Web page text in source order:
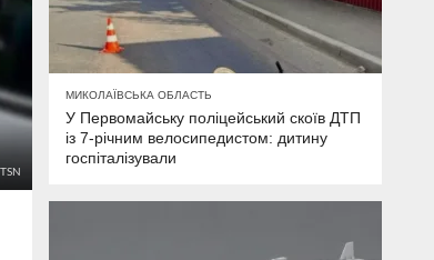
МИКОЛАЇВСЬКА ОБЛАСТЬ
У Первомайську поліцейський скоїв ДТП
із 7-річним велосипедистом: дитину
госпіталізували